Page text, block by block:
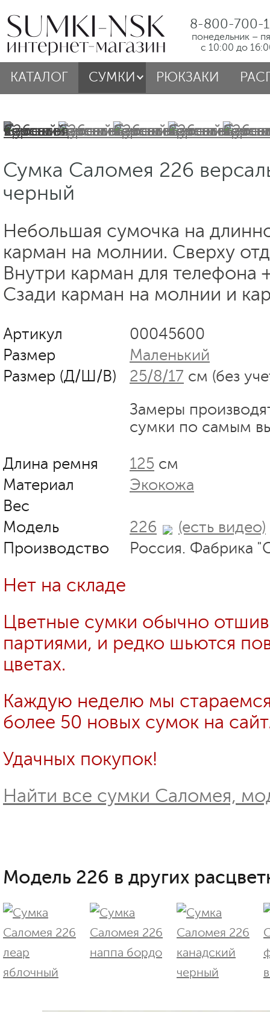
8-800-700-
понедельник –
с 10:00 до
КАТАЛОГ СУМКИ РЮКЗАКИ
Сумка Саломея 226
черный
Небольшая сумочка на
карман на молнии. Сверху
Внутри карман для телефона
Сзади карман на молнии и
Артикул
00045600
Размер
Маленький
Размер (Д/Ш/В)
25/8/17 см (без
Замеры
сумки по самым
Длина ремня 125 см
Материал
Экокожа
Вес
Модель
226
(есть видео)
Производство
Россия. Фабрика
Нет на складе
Цветные сумки обычно
партиями, и редко шьются
цветах.
Каждую неделю мы
более 50 новых сумок на
Удачных покупок!
Найти все сумки Саломея,
Модель 226 в других